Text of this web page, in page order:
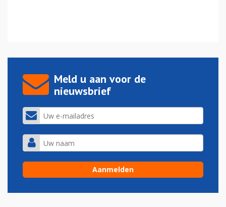
Meld u aan voor de
nieuwsbrief